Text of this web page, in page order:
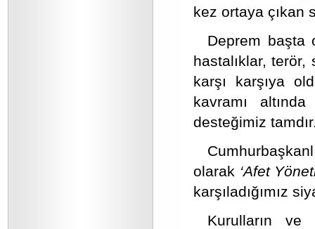
kez ortaya çıkan
Deprem başta
hastalıklar, terör,
karşı karşıya
kavramı
desteğimiz
olarak ‘Afet
karşıladığımız
Kurulların ve